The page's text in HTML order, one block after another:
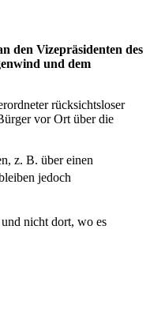
den Vizepräsidenten des
und dem
rücksichtsloser
vor Ort über die
z. B. über einen
jedoch
nicht dort, wo es